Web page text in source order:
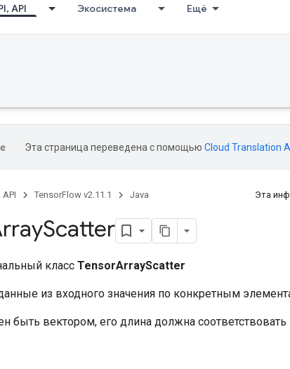
API Экосистема Ещё
Эта страница переведена с помощью Cloud Translation
API TensorFlow v2.11.1 Java Эта
Scatter
класс TensorArrayScatter
из входного значения по конкретным
быть вектором, его длина должна